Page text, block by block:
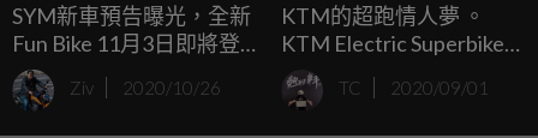
SYM新車預告曝光，全新
Fun Bike 11月3日即將登
場？！
Ziv 2020/10/26
KTM的超跑情人夢 。
KTM Electric Superbike
Concept By Mohit Solanki
TC 2020/09/01